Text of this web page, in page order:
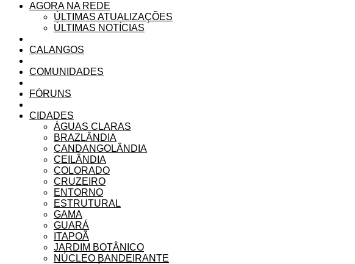
AGORA NA REDE
ÚLTIMAS ATUALIZAÇÕES
ÚLTIMAS NOTÍCIAS
CALANGOS
COMUNIDADES
FÓRUNS
CIDADES
ÁGUAS CLARAS
BRAZLÂNDIA
CANDANGOLÂNDIA
CEILÂNDIA
COLORADO
CRUZEIRO
ENTORNO
ESTRUTURAL
GAMA
GUARÁ
ITAPOÃ
JARDIM BOTÂNICO
NÚCLEO BANDEIRANTE